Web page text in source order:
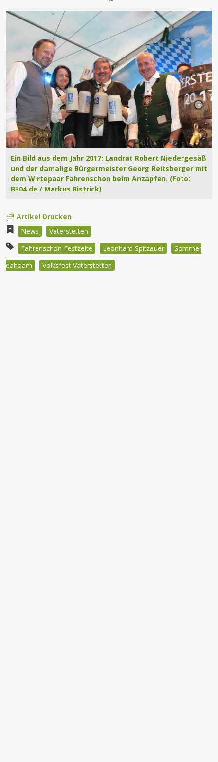
Ein Bild aus dem Jahr 2017: Landrat Robert Niedergesäß
und der damalige Bürgermeister Georg Reitsberger mit
dem Wirtepaar Fahrenschon beim Anzapfen. (Foto:
B304.de / Markus Bistrick)
Artikel Drucken
News
Vaterstetten
Fahrenschon Festzelte
Leonhard Spitzauer
Sommer
dahoam
Volksfest Vaterstetten